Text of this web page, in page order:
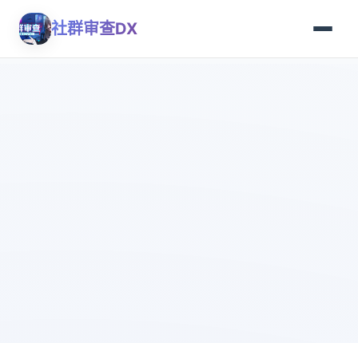
社群审查DX